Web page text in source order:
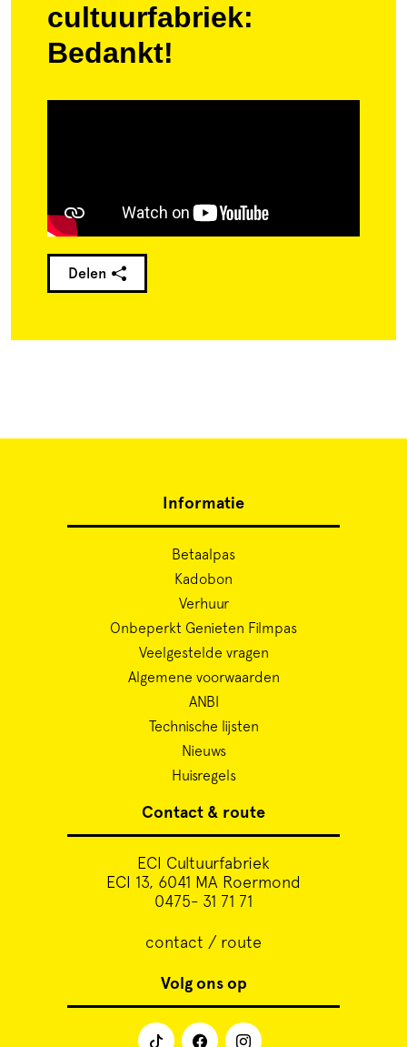
cultuurfabriek:
Bedankt!
Delen
Informatie
Betaalpas
Kadobon
Verhuur
Onbeperkt Genieten Filmpas
Veelgestelde vragen
Algemene voorwaarden
ANBI
Technische lijsten
Nieuws
Huisregels
Contact & route
ECI Cultuurfabriek
ECI 13, 6041 MA Roermond
0475- 31 71 71
contact / route
Volg ons op